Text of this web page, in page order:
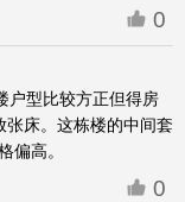
0
户型比较方正但得房
床。这栋楼的中间套
偏高。
0